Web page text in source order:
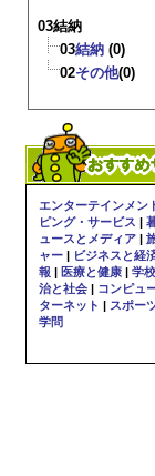
03結納
03結納 (0)
02その他(0)
エンターテインメン
ピング・サービス |
ュースとメディア |
ャー | ビジネスと経
報 | 医療と健康 | 学
治と社会 | コンピュ
ターネット | スポー
学問